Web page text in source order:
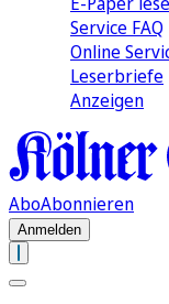
Service FAQ
Online
Leserbriefe
Anzeigen
AboAbonnieren
Anmelden